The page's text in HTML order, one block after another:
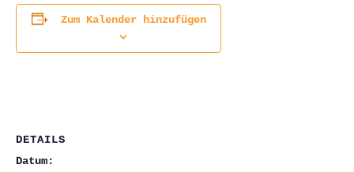
Zum Kalender hinzufügen
DETAILS
Datum: